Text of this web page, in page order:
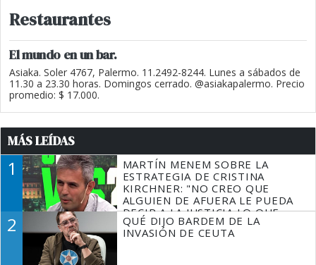
Restaurantes
El mundo en un bar.
Asiaka. Soler 4767, Palermo. 11.2492-8244. Lunes a sábados de
11.30 a 23.30 horas. Domingos cerrado. @asiakapalermo. Precio
promedio: $ 17.000.
MÁS LEÍDAS
1
MARTÍN MENEM SOBRE LA
ESTRATEGIA DE CRISTINA
KIRCHNER: "NO CREO QUE
ALGUIEN DE AFUERA LE PUEDA
DECIR A LA JUSTICIA LO QUE
TIENE QUE HACER"
2
QUÉ DIJO BARDEM DE LA
INVASIÓN DE CEUTA